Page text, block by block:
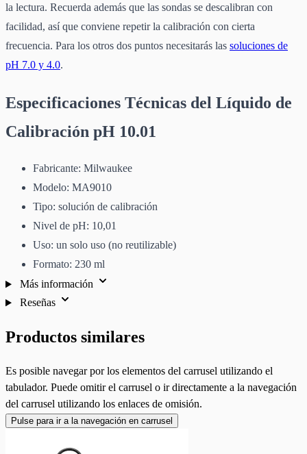
la lectura. Recuerda además que las sondas se descalibran con
facilidad, así que conviene repetir la calibración con cierta
frecuencia. Para los otros dos puntos necesitarás las soluciones de
pH 7.0 y 4.0.
Especificaciones Técnicas del Líquido de
Calibración pH 10.01
Fabricante: Milwaukee
Modelo: MA9010
Tipo: solución de calibración
Nivel de pH: 10,01
Uso: un solo uso (no reutilizable)
Formato: 230 ml
Más información
Reseñas
Productos similares
Es posible navegar por los elementos del carrusel utilizando el
tabulador. Puede omitir el carrusel o ir directamente a la navegación
del carrusel utilizando los enlaces de omisión.
Pulse para ir a la navegación en carrusel